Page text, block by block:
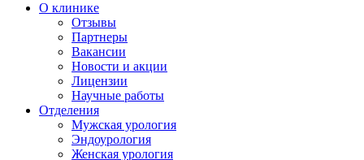
О клинике
Отзывы
Партнеры
Вакансии
Новости и акции
Лицензии
Научные работы
Отделения
Мужская урология
Эндоурология
Женская урология